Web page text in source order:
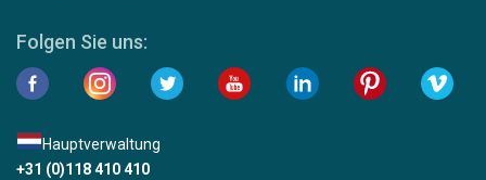
Folgen Sie uns:
Hauptverwaltung
+31 (0)118 410 410